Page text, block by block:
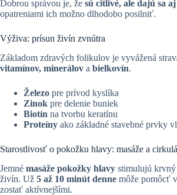
Dobrou správou je, že sú citlivé, ale dajú sa
opatreniami ich možno dlhodobo posilniť.
Výživa: prísun živín zvnútra
Základom zdravých folikulov je vyvážená
vitamínov, minerálov a bielkovín.
Železo pre prívod kyslíka
Zinok pre delenie buniek
Biotín na tvorbu keratínu
Proteíny ako základné stavebné prvky
Starostlivosť o pokožku hlavy: masáže a
Jemné masáže pokožky hlavy stimulujú krvný
živín. Už 5 až 10 minút denne môže pomôcť
zostať aktívnejšími.